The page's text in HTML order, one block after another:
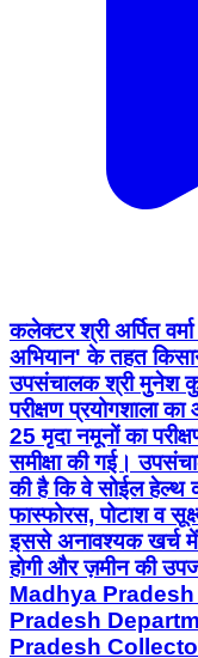
कलेक्टर श्री अर्पित
अभियान' के तहत
उपसंचालक श्री मुनेश
परीक्षण प्रयोगशाला
25 मृदा नमूनों का
समीक्षा की गई।
की है कि वे सोईल हेल्थ
फास्फोरस, पोटाश व
इससे अनावश्यक खर्च में
होगी और ज़मीन की
Madhya
Pradesh
Pradesh